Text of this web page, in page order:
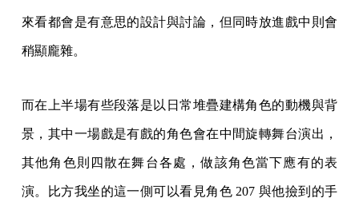
來看都會是有意思的設計與討論，但同時放進戲中則會
稍顯龐雜。
而在上半場有些段落是以日常堆疊建構角色的動機與背
景，其中一場戲是有戲的角色會在中間旋轉舞台演出，
其他角色則四散在舞台各處，做該角色當下應有的表
演。比方我坐的這一側可以看見角色 207 與他撿到的手